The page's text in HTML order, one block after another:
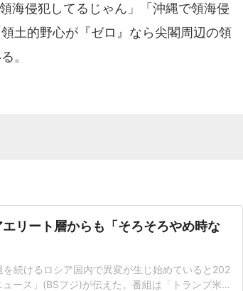
海侵犯してるじゃん」「沖縄で領海侵
土的野心が『ゼロ』なら尖閣周辺の領
。
リート層からも「そろそろやめ時な
続けるロシア国内で異変が生じ始めていると202
ース」(BSフジ)が伝えた。番組は「トランプ米大